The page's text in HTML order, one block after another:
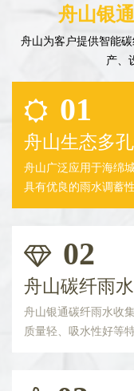
舟山银
舟山为客户提供智能
产、
01
舟山生态多
舟山广泛应用于海绵
具有优良的雨水调蓄性
02
舟山碳纤雨
舟山银通碳纤雨水收
质量轻、吸水性好等特